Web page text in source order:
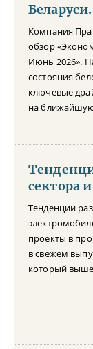
Компания
обзор
Июнь 2026».
состояния
ключевые
на
сектора
Тенденции
проекты в
в свежем
который